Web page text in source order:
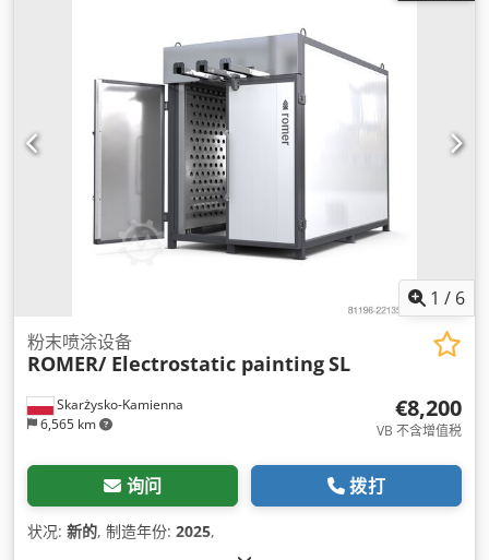
1 / 6
Skarżysko-Kamienna
6,565 km
粉末喷涂设备
ROMER/ Electrostatic paintingSL
€8,200
VB 不含增值税
询问 拨打
状况: 新的, 制造年份: 2025,